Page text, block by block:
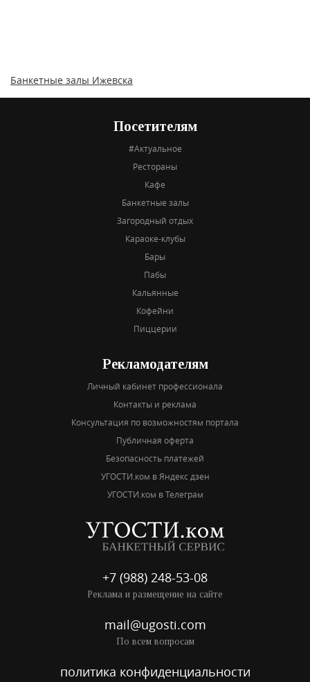
Банкетные залы Ижевска
Посетителям
#Актуальное
Рестораны
Кафе
Банкетные залы
Загородный отдых
Караоке-клубы
Бары
Пабы
Кальянные
Кофейни
Пиццерии
Рекламодателям
Личный кабинет профессионала
Контакты и реклама
Консультация по возможностям портала
Публичная оферта
Безопасность платежей
УГОСТИ.ком в Яндекс дзен
УГОСТИ.ком в Телеграм
+7 (988) 248-53-08
Реклама и размещение на сайте
mail@ugosti.com
По всем вопросам
политика конфиденциальности